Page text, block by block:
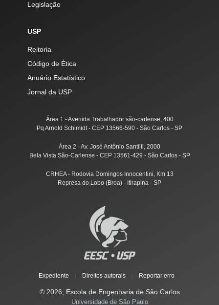
Legislação
USP
Reitoria
Código de Ética
Anuário Estatístico
Jornal da USP
Área 1 - Avenida Trabalhador são-carlense, 400
Pq Arnold Schimidt - CEP 13566-590 - São Carlos - SP
Área 2 - Av. José Antônio Santilli, 2000
Bela Vista São-Carlense - CEP 13561-429 - São Carlos - SP
CRHEA - Rodovia Domingos Innocentini, Km 13
Represa do Lobo (Broa) - Itirapina - SP
Expediente Direitos autorais Reportar erro
© 2026, Escola de Engenharia de São Carlos
Universidade de São Paulo